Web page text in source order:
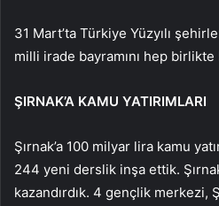
31 Mart’ta Türkiye Yüzyılı
milli irade bayramını hep birlikte
ŞIRNAK’A KAMU YATIRIMLARI
Şırnak’a 100 milyar lira kamu
244 yeni derslik inşa ettik.
kazandırdık. 4 gençlik merkezi,